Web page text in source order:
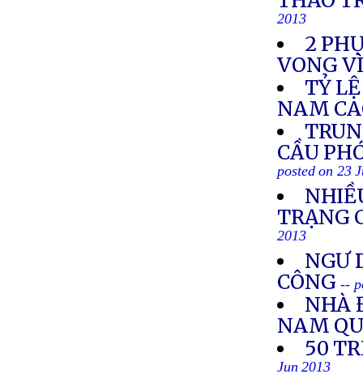
2013
2
VONG
TỶ
NAM
CẦU
posted on 23
TRẠNG
2013
NGƯ
CÔNG --
NHÀ
NAM
50